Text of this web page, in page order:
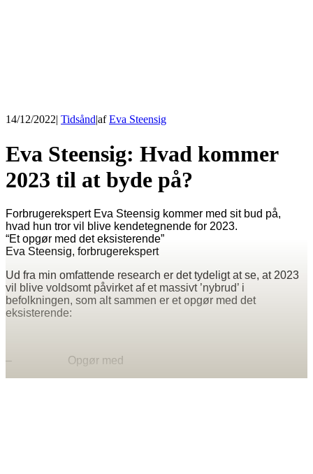
14/12/2022| Tidsånd|afEva Steensig
Eva Steensig: Hvad kommer
2023 til at byde på?
Forbrugerekspert Eva Steensig kommer med sit bud på,
hvad hun tror vil blive kendetegnende for 2023.
“Et opgør med det eksisterende”
Eva Steensig, forbrugerekspert
Ud fra min omfattende research er det tydeligt at se, at 2023
vil blive voldsomt påvirket af et massivt ’nybrud’ i
befolkningen, som alt sammen er et opgør med det
eksisterende:
– Opgør med